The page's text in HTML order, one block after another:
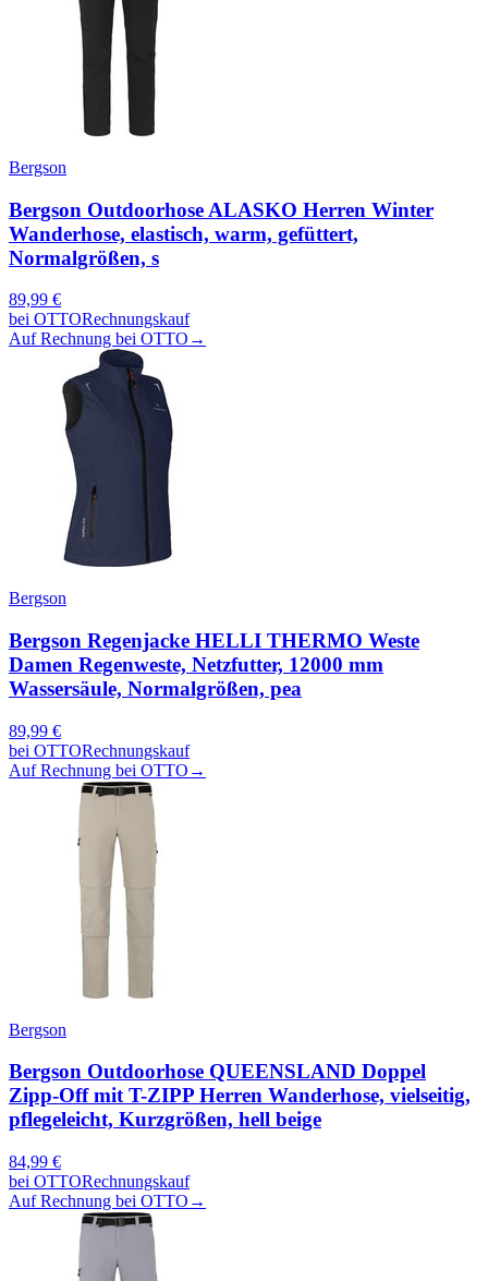
Bergson
Bergson Outdoorhose ALASKO Herren Winter
Wanderhose, elastisch, warm, gefüttert,
Normalgrößen, s
89,99 €
bei OTTORechnungskauf
Auf Rechnung bei OTTO →
Bergson
Bergson Regenjacke HELLI THERMO Weste
Damen Regenweste, Netzfutter, 12000 mm
Wassersäule, Normalgrößen, pea
89,99 €
bei OTTORechnungskauf
Auf Rechnung bei OTTO →
Bergson
Bergson Outdoorhose QUEENSLAND Doppel
Zipp-Off mit T-ZIPP Herren Wanderhose, vielseitig,
pflegeleicht, Kurzgrößen, hell beige
84,99 €
bei OTTORechnungskauf
Auf Rechnung bei OTTO →